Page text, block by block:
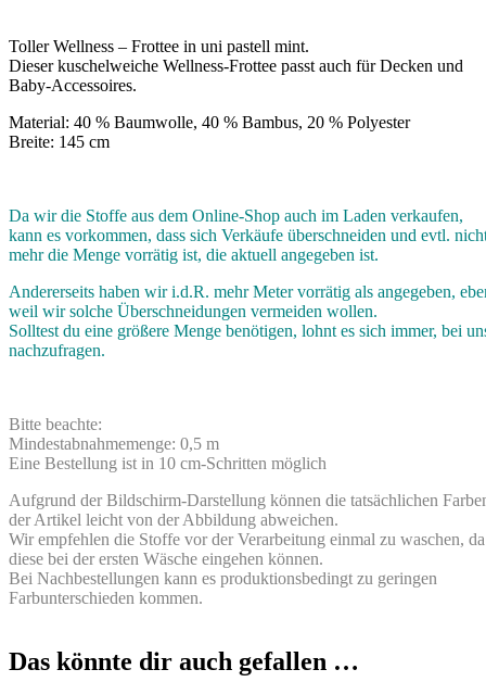
Toller Wellness – Frottee in uni pastell mint.
Dieser kuschelweiche Wellness-Frottee passt auch für Decken und
Baby-Accessoires.
Material: 40 % Baumwolle, 40 % Bambus, 20 % Polyester
Breite: 145 cm
Da wir die Stoffe aus dem Online-Shop auch im Laden verkaufen,
kann es vorkommen, dass sich Verkäufe überschneiden und evtl.
mehr die Menge vorrätig ist, die aktuell angegeben ist.
Andererseits haben wir i.d.R. mehr Meter vorrätig als angegeben,
weil wir solche Überschneidungen vermeiden wollen.
Solltest du eine größere Menge benötigen, lohnt es sich immer, bei
nachzufragen.
Bitte beachte:
Mindestabnahmemenge: 0,5 m
Eine Bestellung ist in 10 cm-Schritten möglich
Aufgrund der Bildschirm-Darstellung können die tatsächlichen
der Artikel leicht von der Abbildung abweichen.
Wir empfehlen die Stoffe vor der Verarbeitung einmal zu waschen, da
diese bei der ersten Wäsche eingehen können.
Bei Nachbestellungen kann es produktionsbedingt zu geringen
Farbunterschieden kommen.
Das könnte dir auch gefallen …